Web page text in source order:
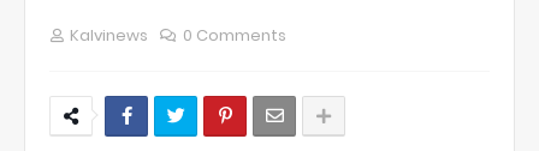
Kalvinews 0 Comments